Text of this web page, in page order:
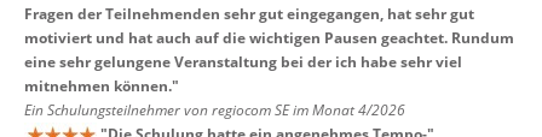
Fragen der Teilnehmenden sehr gut eingegangen, hat sehr gut
motiviert und hat auch auf die wichtigen Pausen geachtet. Rundum
eine sehr gelungene Veranstaltung bei der ich habe sehr viel
mitnehmen können."
Ein Schulungsteilnehmer von regiocom SE im Monat 4/2026